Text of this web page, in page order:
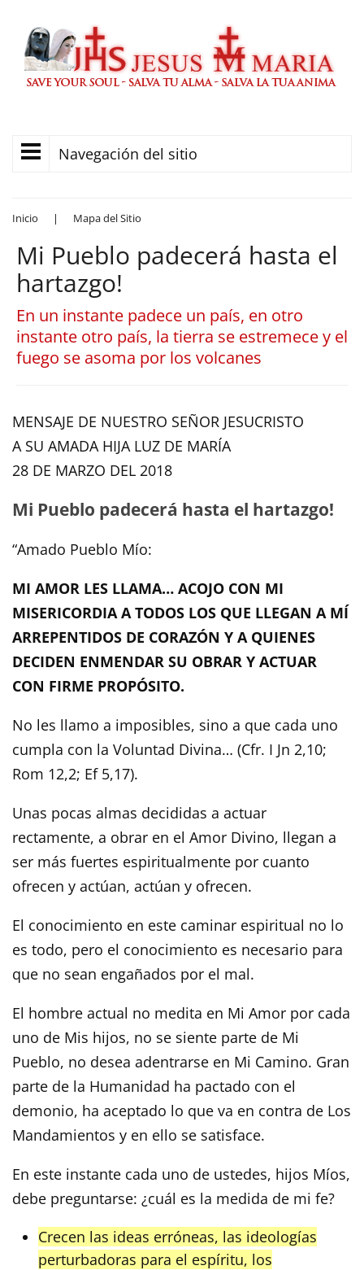
Navegación del sitio
Inicio | Mapa del Sitio
Mi Pueblo padecerá hasta el
hartazgo!
En un instante padece un país, en otro
instante otro país, la tierra se estremece y el
fuego se asoma por los volcanes
MENSAJE DE NUESTRO SEÑOR JESUCRISTO
A SU AMADA HIJA LUZ DE MARÍA
28 DE MARZO DEL 2018
Mi Pueblo padecerá hasta el hartazgo!
“Amado Pueblo Mío:
MI AMOR LES LLAMA… ACOJO CON MI
MISERICORDIA A TODOS LOS QUE LLEGAN A MÍ
ARREPENTIDOS DE CORAZÓN Y A QUIENES
DECIDEN ENMENDAR SU OBRAR Y ACTUAR
CON FIRME PROPÓSITO.
No les llamo a imposibles, sino a que cada uno
cumpla con la Voluntad Divina… (Cfr. I Jn 2,10;
Rom 12,2; Ef 5,17).
Unas pocas almas decididas a actuar
rectamente, a obrar en el Amor Divino, llegan a
ser más fuertes espiritualmente por cuanto
ofrecen y actúan, actúan y ofrecen.
El conocimiento en este caminar espiritual no lo
es todo, pero el conocimiento es necesario para
que no sean engañados por el mal.
El hombre actual no medita en Mi Amor por cada
uno de Mis hijos, no se siente parte de Mi
Pueblo, no desea adentrarse en Mi Camino. Gran
parte de la Humanidad ha pactado con el
demonio, ha aceptado lo que va en contra de Los
Mandamientos y en ello se satisface.
En este instante cada uno de ustedes, hijos Míos,
debe preguntarse: ¿cuál es la medida de mi fe?
Crecen las ideas erróneas, las ideologías
perturbadoras para el espíritu, los